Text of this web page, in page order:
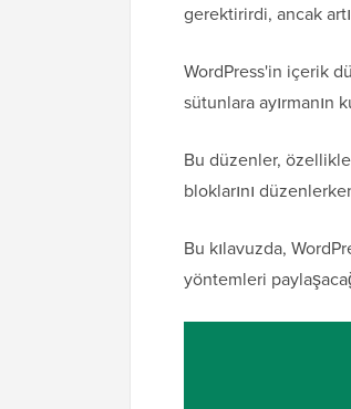
gerektirirdi, ancak
WordPress'in içerik
sütunlara ayırmanın
Bu düzenler,
bloklarını
Bu kılavuzda,
yöntemleri